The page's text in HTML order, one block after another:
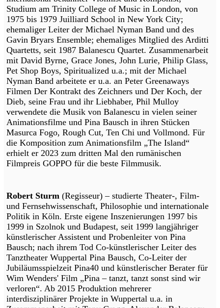
Studium am Trinity College of Music in London, von
1975 bis 1979 Juilliard School in New York City;
ehemaliger Leiter der Michael Nyman Band und des
Gavin Bryars Ensemble; ehemaliges Mitglied des Arditti
Quartetts, seit 1987 Balanescu Quartet. Zusammenarbeit
mit David Byrne, Grace Jones, John Lurie, Philip Glass,
Pet Shop Boys, Spiritualized u.a.; mit der Michael
Nyman Band arbeitete er u.a. an Peter Greenaways
Filmen Der Kontrakt des Zeichners und Der Koch, der
Dieb, seine Frau und ihr Liebhaber, Phil Mulloy
verwendete die Musik von Balanescu in vielen seiner
Animationsfilme und Pina Bausch in ihren Stücken
Masurca Fogo, Rough Cut, Ten Chi und Vollmond. Für
die Komposition zum Animationsfilm „The Island“
erhielt er 2023 zum dritten Mal den rumänischen
Filmpreis GOPPO für die beste Filmmusik.
Robert Sturm (Regisseur) – studierte Theater-, Film-
und Fernsehwissenschaft, Philosophie und internationale
Politik in Köln. Erste eigene Inszenierungen 1997 bis
1999 in Szolnok und Budapest, seit 1999 langjähriger
künstlerischer Assistent und Probenleiter von Pina
Bausch; nach ihrem Tod Co-künstlerischer Leiter des
Tanztheater Wuppertal Pina Bausch, Co-Leiter der
Jubiläumsspielzeit Pina40 und künstlerischer Berater für
Wim Wenders' Film „Pina – tanzt, tanzt sonst sind wir
verloren“. Ab 2015 Produktion mehrerer
interdisziplinärer Projekte in Wuppertal u.a. in